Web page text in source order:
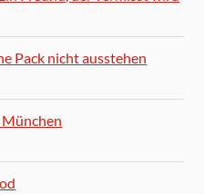
Pack nicht ausstehen
München